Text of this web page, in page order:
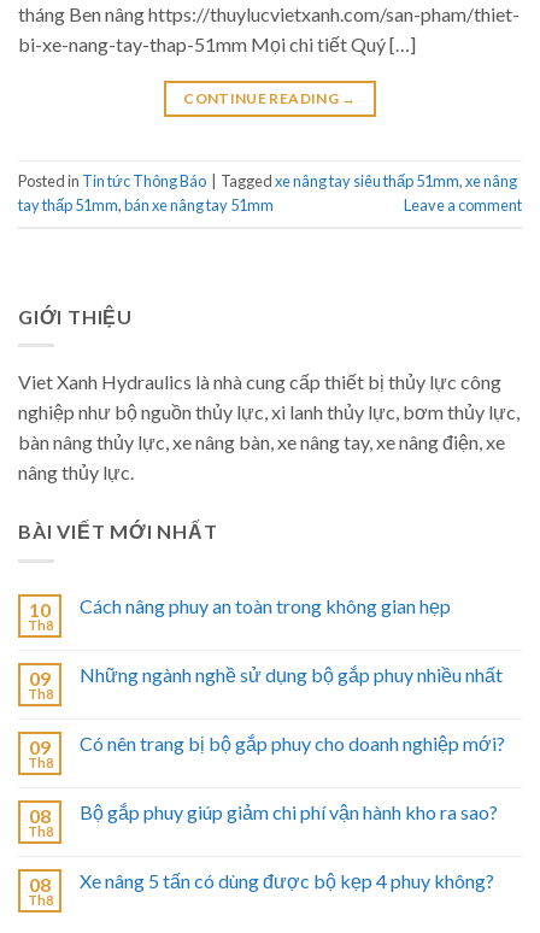
tháng Ben nâng https://thuylucvietxanh.com/san-pham/thiet-
bi-xe-nang-tay-thap-51mm Mọi chi tiết Quý […]
CONTINUE READING →
Posted in Tin tức Thông Báo Taggedxe nâng tay siêu thấp 51mm,xe nâng
tay thấp 51mm,bán xe nâng tay 51mm Leave a comment
GIỚI THIỆU
Viet Xanh Hydraulics là nhà cung cấp thiết bị thủy lực công
nghiệp như bộ nguồn thủy lực, xi lanh thủy lực, bơm thủy lực,
bàn nâng thủy lực, xe nâng bàn, xe nâng tay, xe nâng điện, xe
nâng thủy lực.
BÀI VIẾT MỚI NHẤT
10
Th8
Cách nâng phuy an toàn trong không gian hẹp
09
Th8
Những ngành nghề sử dụng bộ gắp phuy nhiều nhất
09
Th8
Có nên trang bị bộ gắp phuy cho doanh nghiệp mới?
08
Th8
Bộ gắp phuy giúp giảm chi phí vận hành kho ra sao?
08
Th8
Xe nâng 5 tấn có dùng được bộ kẹp 4 phuy không?